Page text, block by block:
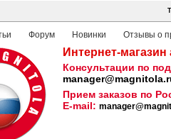
Форум Новинки Отзывы о
Интернет-
Консультации по
Прием заказов по
E-mail: